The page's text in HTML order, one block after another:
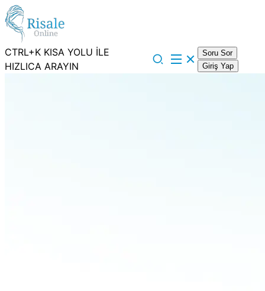
CTRL+K KISA YOLU İLE
HIZLICA ARAYIN
Soru Sor
Giriş Yap